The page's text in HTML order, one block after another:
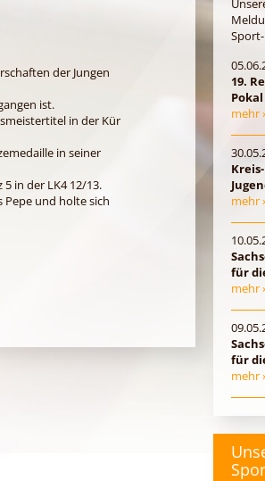
der Jungen
ist.
in der Kür
in seiner
in der LK4 12/13.
Pepe und holte sich
19.
Pokal
mehr
mehr
für
mehr
für
mehr